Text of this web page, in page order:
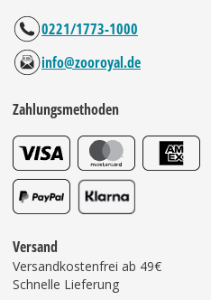
0221/1773-1000
info@zooroyal.de
Zahlungsmethoden
Versand
Versandkostenfrei ab 49€
Schnelle Lieferung